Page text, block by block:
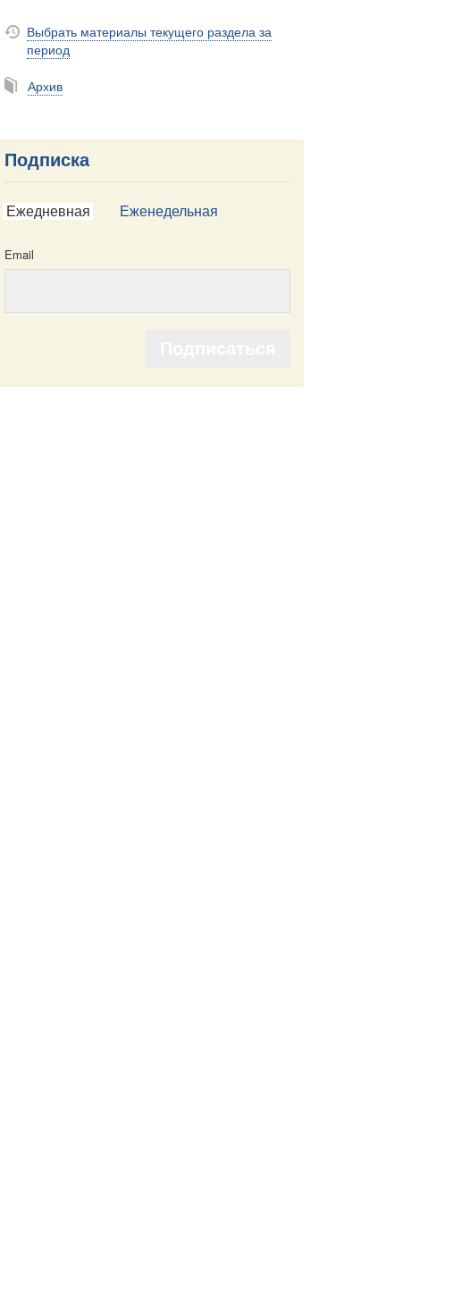
Выбрать материалы текущего раздела за
период
Архив
Подписка
Ежедневная Еженедельная
Email